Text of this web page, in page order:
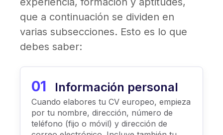
que a continuación se dividen en
varias subsecciones. Esto es lo que
debes saber:
01 Información personal
Cuando elabores tu CV europeo, empieza
por tu nombre, dirección, número de
teléfono (fijo o móvil) y dirección de